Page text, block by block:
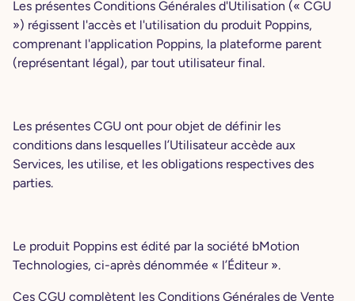
Les présentes Conditions Générales d'Utilisation (« CGU
») régissent l'accès et l'utilisation du produit Poppins,
comprenant l'application Poppins, la plateforme parent
(représentant légal), par tout utilisateur final.
Les présentes CGU ont pour objet de définir les
conditions dans lesquelles l’Utilisateur accède aux
Services, les utilise, et les obligations respectives des
parties.
​​Le produit Poppins est édité par la société bMotion
Technologies, ci-après dénommée « l’Éditeur ».
Ces CGU complètent les Conditions Générales de Vente